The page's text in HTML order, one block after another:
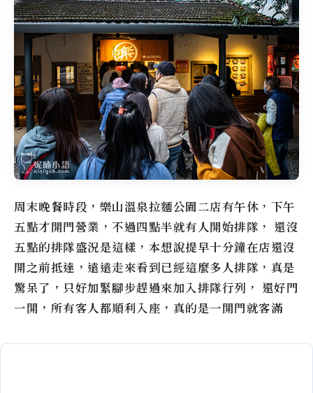
周末晚餐時段， 樂山溫泉拉麵公園二店有午休，下午
五點才開門營業，不過四點半就有人開始排隊， 還沒
五點的排隊盛況是這樣，本想說提早十分鐘在店還沒
開之前抵達，遠遠走來看到已經這麼多人排隊，真是
驚呆了，只好加緊腳步趕過來加入排隊行列， 還好門
一開，所有客人都順利入座，真的是一開門就客滿